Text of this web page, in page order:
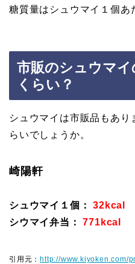
糖質量はシュウマイ１個あ
市販のシュウマ
くらい？
シュウマイは市販品もあり
らいでしょうか。
崎陽軒
シュウマイ１個：
32kcal
シウマイ弁当：
771kcal
引用元：http://www.kiyoken.com/